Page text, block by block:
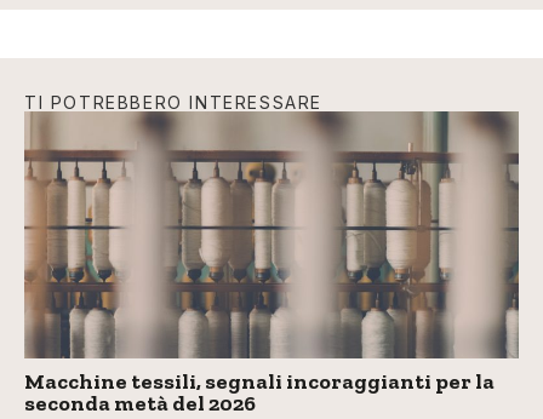
TI POTREBBERO INTERESSARE
Macchine tessili, segnali incoraggianti per la
seconda metà del 2026